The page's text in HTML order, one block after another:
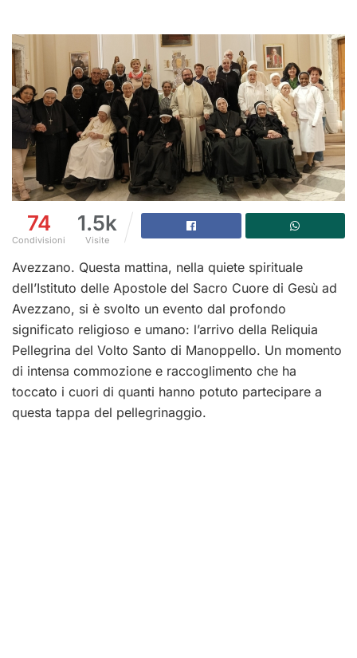
74
Condivisioni
1.5k
Visite
Avezzano. Questa mattina, nella quiete spirituale
dell’Istituto delle Apostole del Sacro Cuore di Gesù ad
Avezzano, si è svolto un evento dal profondo
significato religioso e umano: l’arrivo della Reliquia
Pellegrina del Volto Santo di Manoppello. Un momento
di intensa commozione e raccoglimento che ha
toccato i cuori di quanti hanno potuto partecipare a
questa tappa del pellegrinaggio.